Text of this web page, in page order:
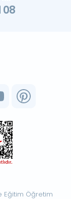
08
Eğitim Öğretim